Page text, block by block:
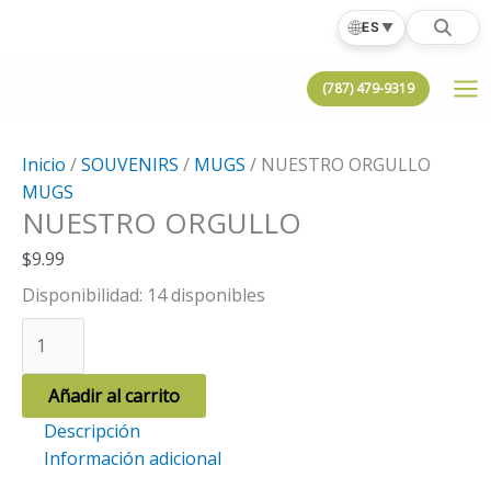
🌐ES▼
(787) 479-9319
Inicio /SOUVENIRS / MUGS / NUESTRO ORGULLO
MUGS
NUESTRO ORGULLO
$9.99
Disponibilidad: 14 disponibles
ORGULLO
cantidad
Añadir al carrito
Descripción
Información adicional